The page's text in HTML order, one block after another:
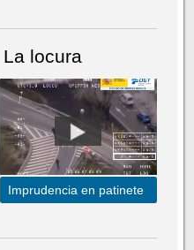
La locura
Imprudencia en patinete